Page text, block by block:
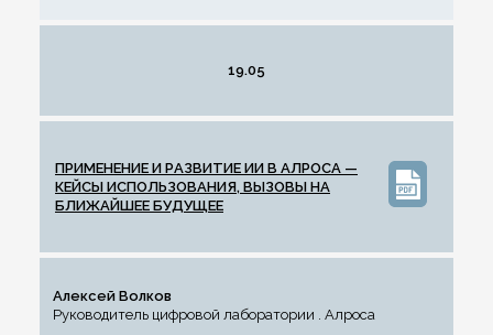
19.05
ПРИМЕНЕНИЕ И РАЗВИТИЕ ИИ В АЛРОСА —
КЕЙСЫ ИСПОЛЬЗОВАНИЯ, ВЫЗОВЫ НА
БЛИЖАЙШЕЕ БУДУЩЕЕ
Алексей Волков
Руководитель цифровой лаборатории . Алроса